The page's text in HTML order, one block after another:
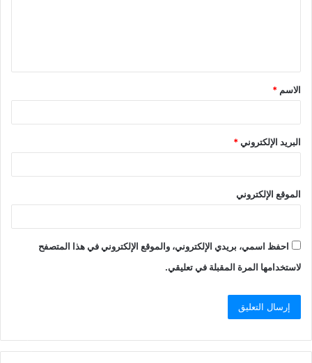
ق
*
الاسم *
البريد الإلكتروني*
الموقع الإلكتروني
احفظ اسمي، بريدي الإلكتروني، والموقع الإلكتروني في هذا المتصفح
لاستخدامها المرة المقبلة في تعليقي.